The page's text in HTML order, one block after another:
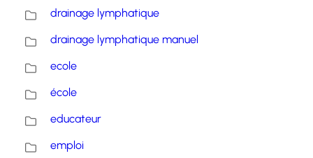
drainage lymphatique
drainage lymphatique manuel
ecole
école
educateur
emploi